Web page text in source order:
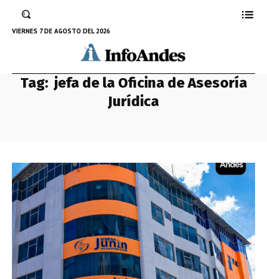
VIERNES 7 DE AGOSTO DEL 2026
Tag: jefa de la Oficina de Asesoría
Jurídica